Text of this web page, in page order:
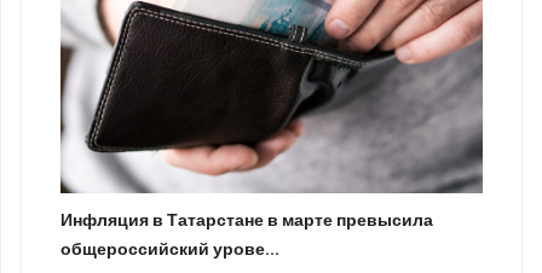
Инфляция в Татарстане в марте превысила
общероссийский урове...